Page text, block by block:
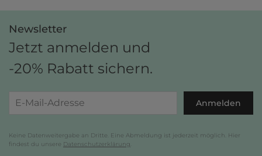
Newsletter
Jetzt anmelden und
-20% Rabatt sichern.
Anmelden
Keine Datenweitergabe an Dritte. Eine Abmeldung ist jederzeit möglich. Hier
findest du unsere Datenschutzerklärung